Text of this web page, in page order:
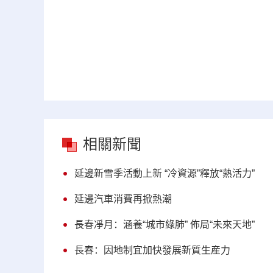
相關新聞
延邊新雪季活動上新 “冷資源”釋放“熱活力”
延邊汽車消費再掀熱潮
長春凈月：涵養“城市綠肺” 佈局“未來天地”
長春：因地制宜加快發展新質生産力